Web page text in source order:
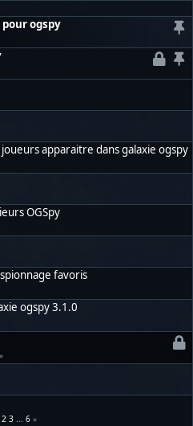
ogspy
apparaitre dans galaxie ogspy
OGSpy
favoris
ogspy 3.1.0
2 3 ... 6